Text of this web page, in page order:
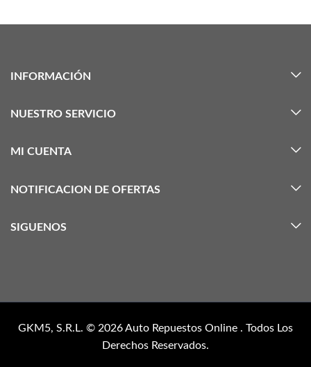
INFORMACIÓN
NUESTRO SERVICIO
MI CUENTA
NOTIFICACION DE OFERTAS
SIGUENOS
GKM5, S.R.L. © 2026Auto Repuestos Online . Todos Los
Derechos Reservados.